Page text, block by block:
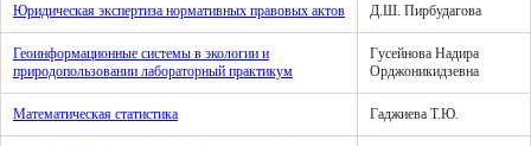
Юридическая экспертиза нормативных правовых актов Д.Ш. Пирбудагова
Геоинформационные системы в экологии и
природопользовании лабораторный практикум
Гусейнова Надира
Орджоникидзевна
Математическая статистика Гаджиева Т.Ю.